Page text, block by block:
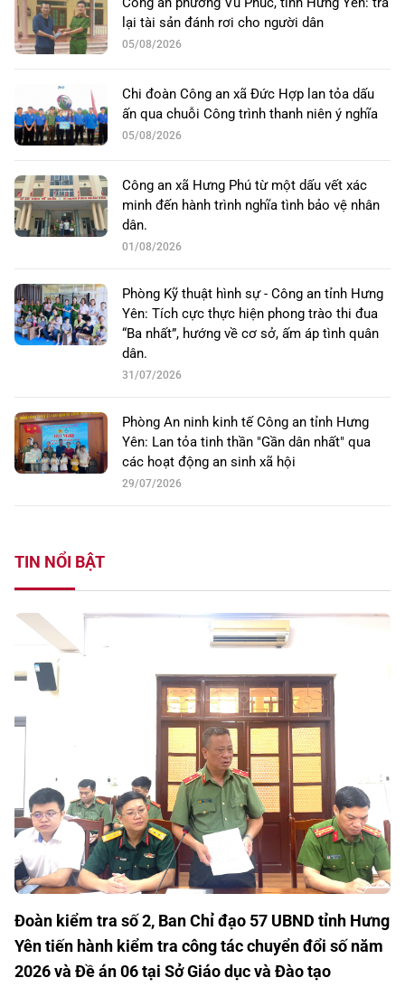
lại tài sản đánh rơi cho người dân
05/08/2026
Chi đoàn Công an xã Đức Hợp lan tỏa dấu
ấn qua chuỗi Công trình thanh niên ý nghĩa
05/08/2026
Công an xã Hưng Phú từ một dấu vết xác
minh đến hành trình nghĩa tình bảo vệ nhân
dân.
01/08/2026
Phòng Kỹ thuật hình sự - Công an tỉnh Hưng
Yên: Tích cực thực hiện phong trào thi đua
“Ba nhất”, hướng về cơ sở, ấm áp tình quân
dân.
31/07/2026
Phòng An ninh kinh tế Công an tỉnh Hưng
Yên: Lan tỏa tinh thần "Gần dân nhất" qua
các hoạt động an sinh xã hội
29/07/2026
TIN NỔI BẬT
Đoàn kiểm tra số 2, Ban Chỉ đạo 57 UBND tỉnh Hưng
Yên tiến hành kiểm tra công tác chuyển đổi số năm
2026 và Đề án 06 tại Sở Giáo dục và Đào tạo